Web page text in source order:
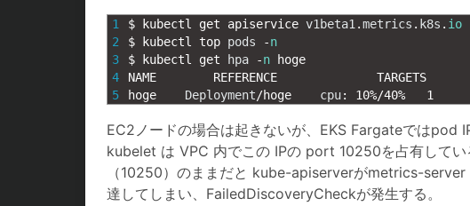
1
2
3
4
5
$ kubectl get apiservice v1beta1.metrics . k8s . io
$
kubectl top pods -n
$
kubectl get hpa -n
hoge
NAME REFERENCE
hoge Deployment/hoge cpu: 10%/40% 1
EC2ノードの場合は起きないが、EKS Fargateではpod
kubelet は VPC 内でこの IPの port 10250を占有して
（10250）のままだと kube-apiserverがmetrics-
達してしまい、FailedDiscoveryCheckが発生する。